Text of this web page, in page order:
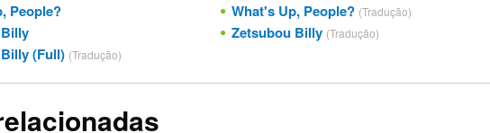
People?
What's Up, People? (Tradução)
Zetsubou Billy (Tradução)
(Full) (Tradução)